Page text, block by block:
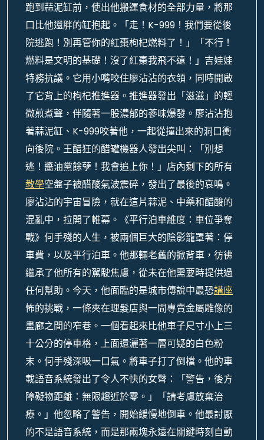
跑到蒜泥缸前，使出他搬運食材的全部力量，將那
口比他還胖的缸抱起。「走！K-999！我們要從後
院逃跑！別再管你的紅棗枸杞燃料了！」「不行！
燃料是文明的基礎！沒了紅棗我飛不遠！」吉娃娃
特務抗議。它用小嘴咬住廖沾沾的衣領，同時開啟
了它背上的枸杞推進器。推進器發出「滋滋」的輕
微煎煮聲，伴隨著一股濃郁的蔘味爆發。廖沾沾抱
著蒜泥缸、K-999咬著他，一起從撞出來的洞口衝
向後院。王醋狂的醋罐機器人發出尖叫：「別想
逃！醬油黨餘孽！我會追上你！」店內剩下的所有
教學空盤子被醋酸氣波震碎，發出了最後的哀鳴。
廖沾沾的宇宙冒險，就在這片蒜泥、中藥和醋酸的
混亂中，拉開了帷幕。《平行泊車維度：車位爭奪
戰》何手殘的人生，被兩個巨大的陰影籠罩著：停
車費，以及平行泊車。他那輛老舊的掀背車，彷彿
繼承了他所有的駕駛焦慮，從未在他需要時提供過
任何幫助。今天，他面臨的是城市傳說中最恐講座
怖的挑戰，一條夾在理髮店與一間專賣金屬雕像的
畫廊之間的窄巷。一個看起來比他車子尺寸小上三
十公分的停車格，上面還灑著一層可疑的白色粉
末。何手殘深吸一口氣。將車子打了倒檔。他的車
載語音系統發出了令人不快的女聲：「警告，後方
障礙物距離：無限趨近於零。」「請考慮放棄治
療。」他忽略了警告，開始緩慢地倒車。他最討厭
的不是語音系統，而是那兩塊永遠在關鍵時刻自動